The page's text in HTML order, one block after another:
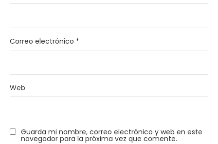
Correo electrónico *
Web
Guarda mi nombre, correo electrónico y web en este
navegador para la próxima vez que comente.